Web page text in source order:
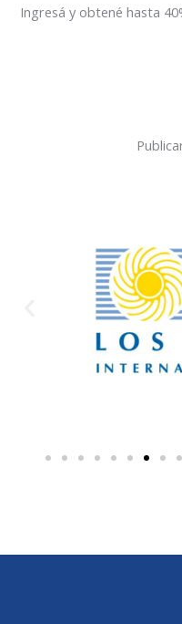
Ingresá y obtené hasta